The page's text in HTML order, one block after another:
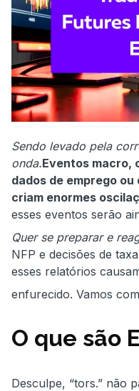
Sendo levado pela
onda.Eventos macro,
dados de emprego
criam enormes
esses eventos serão
Quer se preparar e
NFP e decisões de
esses relatórios
enfurecido. Vamos
O que são
Desculpe, “tors.” não